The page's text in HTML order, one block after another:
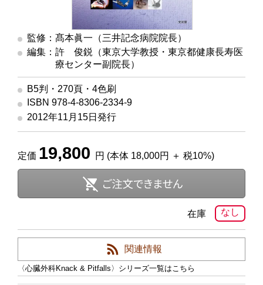
監修：髙本眞一（三井記念病院院長）
編集：許 俊鋭（東京大学教授・東京都健康長寿医
療センター副院長）
B5判・270頁・4色刷
ISBN 978-4-8306-2334-9
2012年11月15日発行
定価 19,800 円 (本体 18,000円 ＋ 税10%)
なし
在庫
関連情報
〈心臓外科Knack & Pitfalls〉シリーズ一覧はこちら